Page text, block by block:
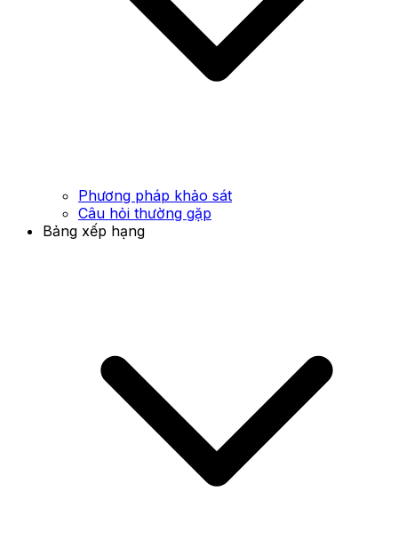
Phương pháp khảo sát
Câu hỏi thường gặp
Bảng xếp hạng